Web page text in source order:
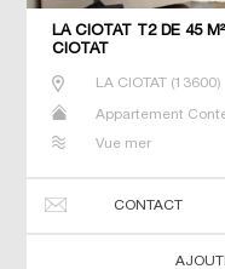
LA CIOTAT T2 DE 45
CIOTAT
LA CIOTAT(13600)
Appartement
Vue mer
CONTACT